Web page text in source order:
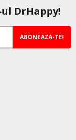
DrHappy!
ABONEAZA-TE!